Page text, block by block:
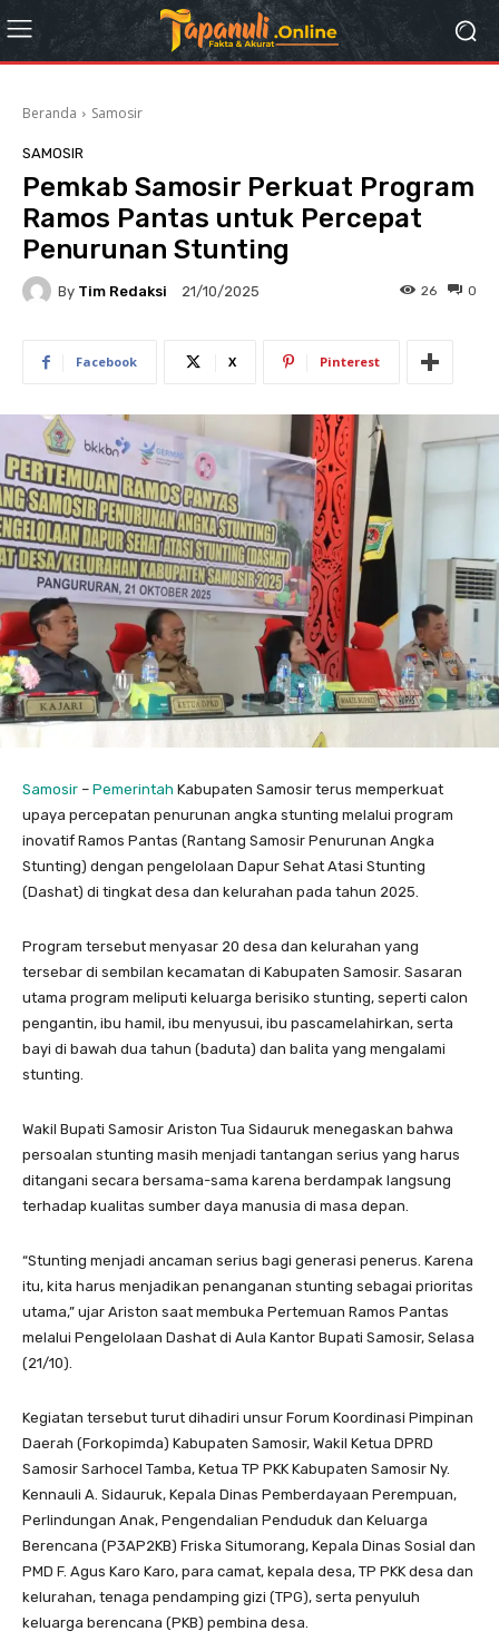
Beranda Samosir
SAMOSIR
Pemkab Samosir Perkuat Program
Ramos Pantas untuk Percepat
Penurunan Stunting
By Tim Redaksi 21/10/2025 0
26
Facebook X Pinterest
Samosir – Pemerintah Kabupaten Samosir terus memperkuat
upaya percepatan penurunan angka stunting melalui program
inovatif Ramos Pantas (Rantang Samosir Penurunan Angka
Stunting) dengan pengelolaan Dapur Sehat Atasi Stunting
(Dashat) di tingkat desa dan kelurahan pada tahun 2025.
Program tersebut menyasar 20 desa dan kelurahan yang
tersebar di sembilan kecamatan di Kabupaten Samosir. Sasaran
utama program meliputi keluarga berisiko stunting, seperti calon
pengantin, ibu hamil, ibu menyusui, ibu pascamelahirkan, serta
bayi di bawah dua tahun (baduta) dan balita yang mengalami
stunting.
Wakil Bupati Samosir Ariston Tua Sidauruk menegaskan bahwa
persoalan stunting masih menjadi tantangan serius yang harus
ditangani secara bersama-sama karena berdampak langsung
terhadap kualitas sumber daya manusia di masa depan.
“Stunting menjadi ancaman serius bagi generasi penerus. Karena
itu, kita harus menjadikan penanganan stunting sebagai prioritas
utama,” ujar Ariston saat membuka Pertemuan Ramos Pantas
melalui Pengelolaan Dashat di Aula Kantor Bupati Samosir, Selasa
(21/10).
Kegiatan tersebut turut dihadiri unsur Forum Koordinasi Pimpinan
Daerah (Forkopimda) Kabupaten Samosir, Wakil Ketua DPRD
Samosir Sarhocel Tamba, Ketua TP PKK Kabupaten Samosir Ny.
Kennauli A. Sidauruk, Kepala Dinas Pemberdayaan Perempuan,
Perlindungan Anak, Pengendalian Penduduk dan Keluarga
Berencana (P3AP2KB) Friska Situmorang, Kepala Dinas Sosial dan
PMD F. Agus Karo Karo, para camat, kepala desa, TP PKK desa dan
kelurahan, tenaga pendamping gizi (TPG), serta penyuluh
keluarga berencana (PKB) pembina desa.